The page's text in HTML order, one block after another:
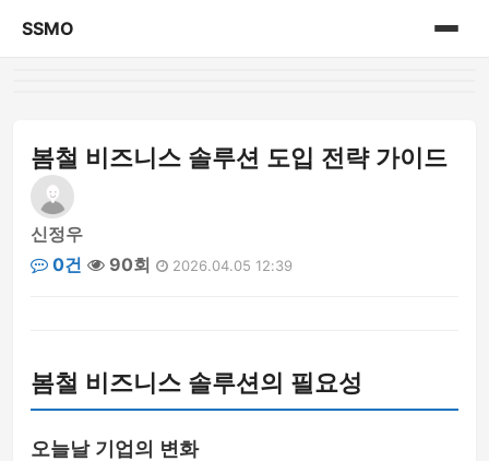
SSMO
봄철 비즈니스 솔루션 도입 전략 가이드
신정우
0건
90회 2026.04.05 12:39
봄철 비즈니스 솔루션의 필요성
오늘날 기업의 변화